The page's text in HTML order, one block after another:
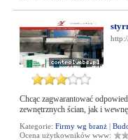
Chcąc zagwarantować
zewnętrznych ścian, jak i
Kategorie: Firmy wg branż|
Ocena użytkowników www: